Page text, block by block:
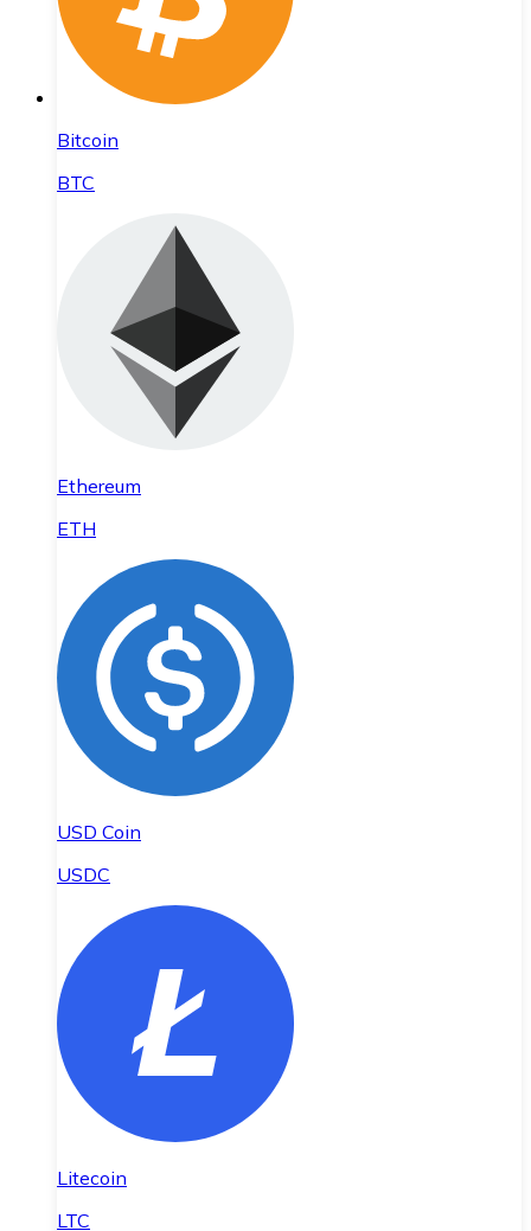
Bitcoin
BTC
Ethereum
ETH
USD Coin
USDC
Litecoin
LTC